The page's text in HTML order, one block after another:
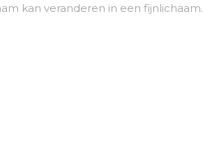
kan veranderen in een fijnlichaam.